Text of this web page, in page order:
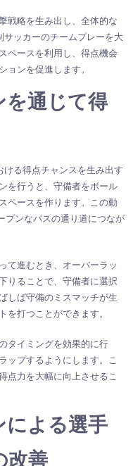
戦略を生み出し、全体的な
ッカーのチームプレーを大
ペースを利用し、得点機会
ョンを促進します。
を通じて得
る得点チャンスを生み出す
を行うと、守備者をボール
ペースを作ります。この動
プンなパスの通り道につなが
て進むとき、オーバーラッ
りることで、守備者に選択
しば守備のミスマッチが生
を打つことができます。
タイミングを効果的に行
ップするようにします。こ
点力を大幅に向上させるこ
による選手
改善